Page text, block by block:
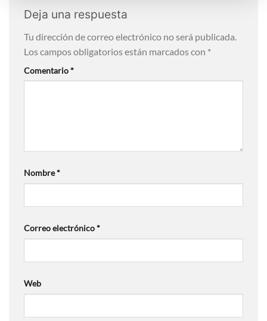
Deja una respuesta
Tu dirección de correo electrónico no será publicada.
Los campos obligatorios están marcados con *
Comentario*
Nombre*
Correo electrónico*
Web